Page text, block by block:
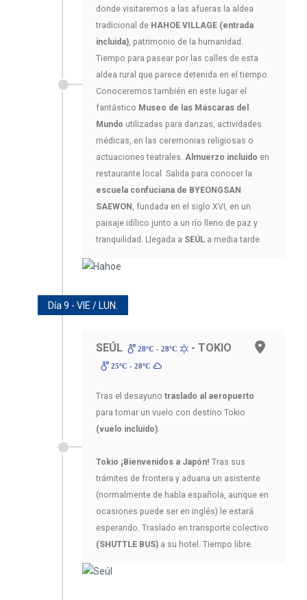
donde visitaremos a las afueras la aldea
tradicional de HAHOE VILLAGE (entrada
incluida), patrimonio de la humanidad.
Tiempo para pasear por las calles de esta
aldea rural que parece detenida en el tiempo.
Conoceremos también en este lugar el
fantástico Museo de las Máscaras del
Mundo utilizadas para danzas, actividades
médicas, en las ceremonias religiosas o
actuaciones teatrales. Almuerzo incluido en
restaurante local. Salida para conocer la
escuela confuciana de BYEONGSAN
SAEWON , fundada en el siglo XVI, en un
paisaje idílico junto a un río lleno de paz y
tranquilidad. Llegada a SEÚL a media tarde.
Día 9 - VIE / LUN.
SEÚL 28ºC - 28ºC - TOKIO
25ºC - 28ºC
Tras el desayuno traslado al aeropuerto
para tomar un vuelo con destino Tokio
(vuelo incluido).
Tokio ¡Bienvenidos a Japón! Tras sus
trámites de frontera y aduana un asistente
(normalmente de habla española, aunque en
ocasiones puede ser en inglés) le estará
esperando. Traslado en transporte colectivo
(SHUTTLE BUS) a su hotel. Tiempo libre.